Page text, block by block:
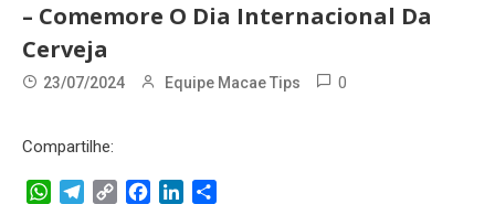
– Comemore O Dia Internacional Da
Cerveja
23/07/2024 Equipe Macae Tips 0
Compartilhe:
WhatsApp
Telegram
Copy
FacebookLinkedIn